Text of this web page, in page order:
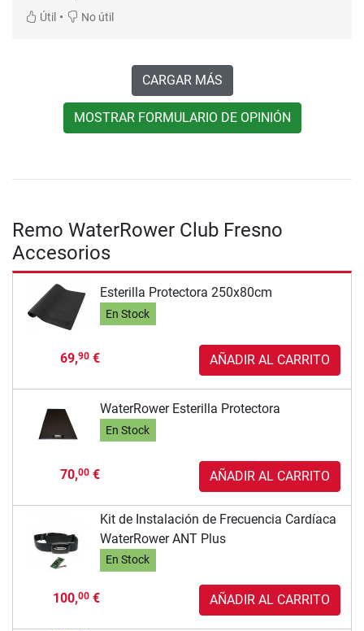
Útil • No útil
CARGAR MÁS
MOSTRAR FORMULARIO DE OPINIÓN
Remo WaterRower Club Fresno
Accesorios
Esterilla Protectora 250x80cm
En Stock
69,90€ AÑADIR AL CARRITO
WaterRower Esterilla Protectora
En Stock
70,00€ AÑADIR AL CARRITO
Kit de Instalación de Frecuencia Cardíaca
WaterRower ANT Plus
En Stock
100,00€ AÑADIR AL CARRITO